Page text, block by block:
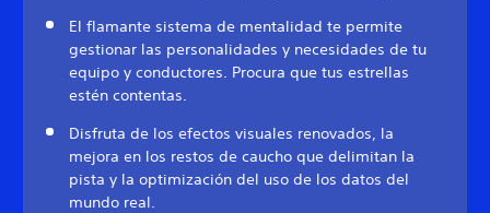
El flamante sistema de mentalidad te permite
gestionar las personalidades y necesidades de tu
equipo y conductores. Procura que tus estrellas
estén contentas.
Disfruta de los efectos visuales renovados, la
mejora en los restos de caucho que delimitan la
pista y la optimización del uso de los datos del
mundo real.